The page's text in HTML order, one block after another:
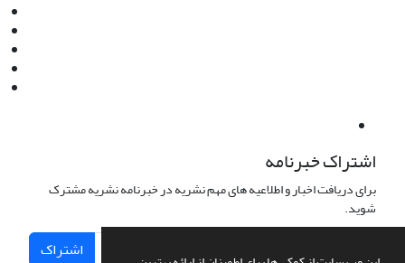
اشتراک خبرنامه
برای دریافت اخبار و اطلاعیه های مهم نشریه در خبرنامه نشریه مشترک
شوید.
اشتراک